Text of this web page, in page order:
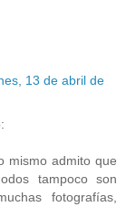
13 de abril de
mismo admito que
tampoco son
fotografías,